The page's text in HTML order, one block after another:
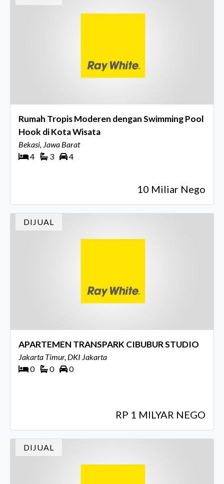
Rumah Tropis Moderen dengan Swimming Pool
Hook di Kota Wisata
Bekasi, Jawa Barat
4
3 4
10 Miliar Nego
DIJUAL
APARTEMEN TRANSPARK CIBUBUR STUDIO
Jakarta Timur, DKI Jakarta
0
0 0
RP 1 MILYAR NEGO
DIJUAL